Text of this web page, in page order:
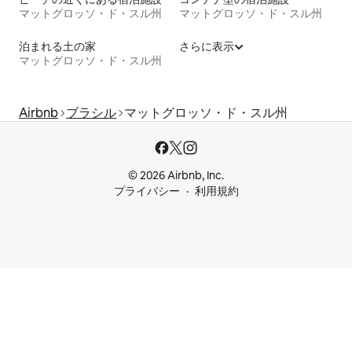
マットグロッソ・ド・スル州
マットグロッソ・ド・スル州
泊まれる土の家
マットグロッソ・ド・スル州
さらに表示
Airbnb ブラシル マットグロッソ・ド・スル州
© 2026 Airbnb, Inc.
プライバシー
利用規約